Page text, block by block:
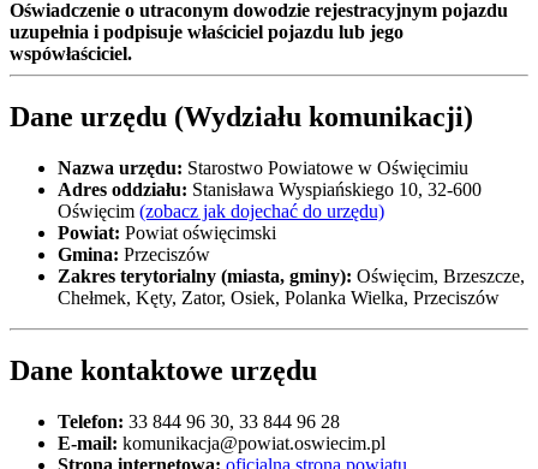
Oświadczenie o utraconym dowodzie rejestracyjnym pojazdu
uzupełnia i podpisuje właściciel pojazdu lub jego
wspówłaściciel.
Dane urzędu (Wydziału komunikacji)
Nazwa urzędu: Starostwo Powiatowe w Oświęcimiu
Adres oddziału: Stanisława Wyspiańskiego 10, 32-600
Oświęcim (zobacz jak dojechać do urzędu)
Powiat: Powiat oświęcimski
Gmina: Przeciszów
Zakres terytorialny (miasta, gminy): Oświęcim, Brzeszcze,
Chełmek, Kęty, Zator, Osiek, Polanka Wielka, Przeciszów
Dane kontaktowe urzędu
Telefon: 33 844 96 30, 33 844 96 28
E-mail: komunikacja@powiat.oswiecim.pl
Strona internetowa: oficjalna strona powiatu